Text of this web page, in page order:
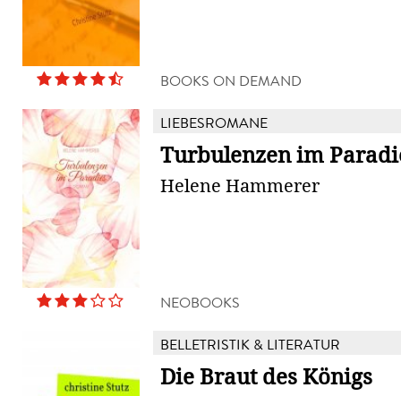
BOOKS ON DEMAND
LIEBESROMANE
Turbulenzen im
Helene Hammerer
NEOBOOKS
BELLETRISTIK & LITERATUR
Die Braut des Königs